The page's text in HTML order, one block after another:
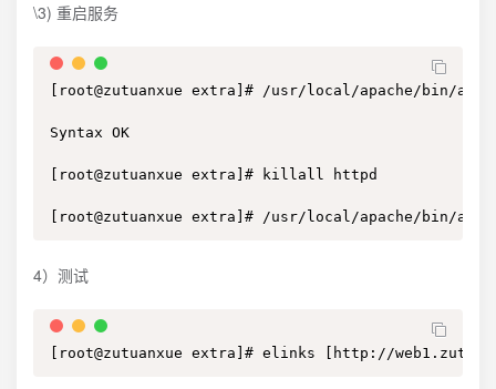
\3) 重启服务
[root@zutuanxue extra]# /usr/local/apache/bin/
Syntax OK
[root@zutuanxue extra]# killall httpd
[root@zutuanxue extra]# /usr/local/apache/bin/
4）测试
[root@zutuanxue extra]# elinks [http://